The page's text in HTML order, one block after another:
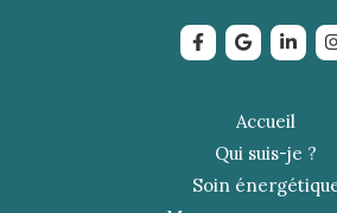
Accueil
Qui suis-je ?
Soin